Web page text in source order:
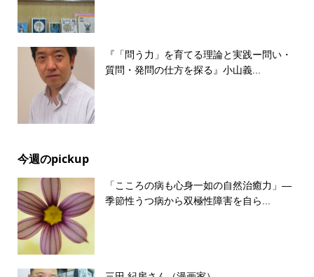
『「問う力」を育てる理論と実践ー問い・
質問・発問の仕方を探る』小山義...
今週のpickup
「こころの病も心身一如の自然治癒力」―
季節性うつ病から双極性障害を自ら...